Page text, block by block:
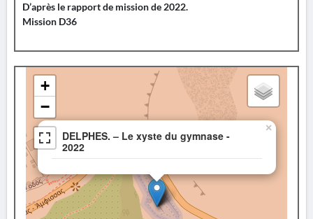
D’après le rapport de mission de 2022.
Mission D36
DELPHES. – Le xyste du gymnase -
2022
×
+
−